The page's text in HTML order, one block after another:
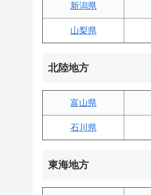
新潟県
山梨県
北陸地方
富山県
石川県
東海地方